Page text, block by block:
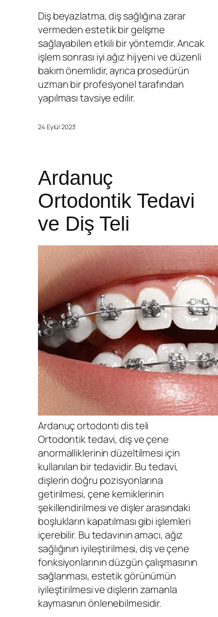
Diş beyazlatma, diş sağlığına zarar
vermeden estetik bir gelişme
sağlayabilen etkili bir yöntemdir. Ancak
işlem sonrası iyi ağız hijyeni ve düzenli
bakım önemlidir, ayrıca prosedürün
uzman bir profesyonel tarafından
yapılması tavsiye edilir.
24 Eylül 2023
Ardanuç
Ortodontik Tedavi
ve Diş Teli
Ardanuç ortodonti dis teli
Ortodontik tedavi, diş ve çene
anormalliklerinin düzeltilmesi için
kullanılan bir tedavidir. Bu tedavi,
dişlerin doğru pozisyonlarına
getirilmesi, çene kemiklerinin
şekillendirilmesi ve dişler arasındaki
boşlukların kapatılması gibi işlemleri
içerebilir. Bu tedavinin amacı, ağız
sağlığının iyileştirilmesi, diş ve çene
fonksiyonlarının düzgün çalışmasının
sağlanması, estetik görünümün
iyileştirilmesi ve dişlerin zamanla
kaymasının önlenebilmesidir.